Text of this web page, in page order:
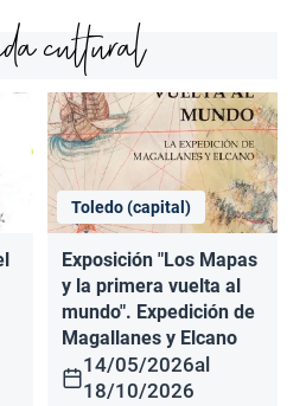
cultural
Toledo (capital)
Exposición "Los Mapas
y la primera vuelta al
mundo". Expedición de
Magallanes y Elcano
14/05/2026al
18/10/2026